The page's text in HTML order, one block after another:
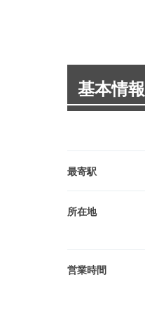
基本情報
最寄駅
所在地
営業時間